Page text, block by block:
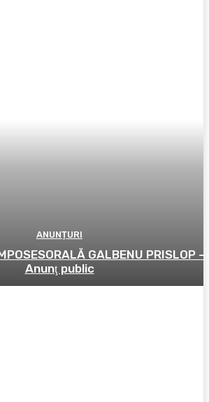
ANUNȚURI
GALBENU PRISLOP –
Anunţ public